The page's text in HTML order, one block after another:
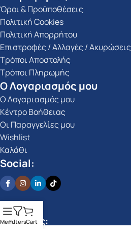
Όροι & Προϋποθέσεις
Πολιτική Cookies
Πολιτική Απορρήτου
Επιστροφές / Αλλαγές / Ακυρώσεις
Τρόποι Αποστολής
Τρόποι Πληρωμής
Ο Λογαριασμός μου
Ο Λογαριασμός μου
Κέντρο Βοήθειας
Οι Παραγγελίες μου
Wishlist
Καλάθι
Social:
Πληρωμές:
MenuFiltersCart